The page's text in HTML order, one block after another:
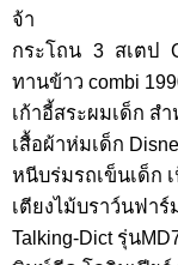
จ้า
กระโถน 3 สเตป
ทานข้าว combi
เก้าอี้สระผมเด็ก ส
เสื้อผ้าห่มเด็ก
หนีบร่มรถเข็นเด็ก
เตียงไม้บราว์นฟา
Talking-Dict รุ่น